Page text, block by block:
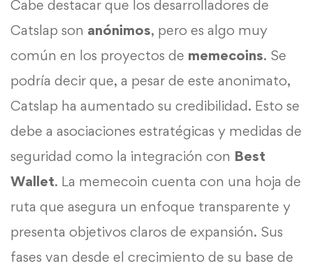
Cabe destacar que los desarrolladores de
Catslap son anónimos, pero es algo muy
común en los proyectos de memecoins. Se
podría decir que, a pesar de este anonimato,
Catslap ha aumentado su credibilidad. Esto se
debe a asociaciones estratégicas y medidas de
seguridad como la integración con Best
Wallet. La memecoin cuenta con una hoja de
ruta que asegura un enfoque transparente y
presenta objetivos claros de expansión. Sus
fases van desde el crecimiento de su base de